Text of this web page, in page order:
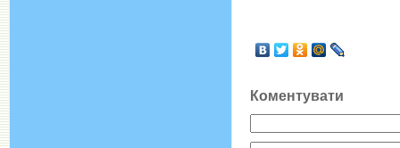
Коментувати